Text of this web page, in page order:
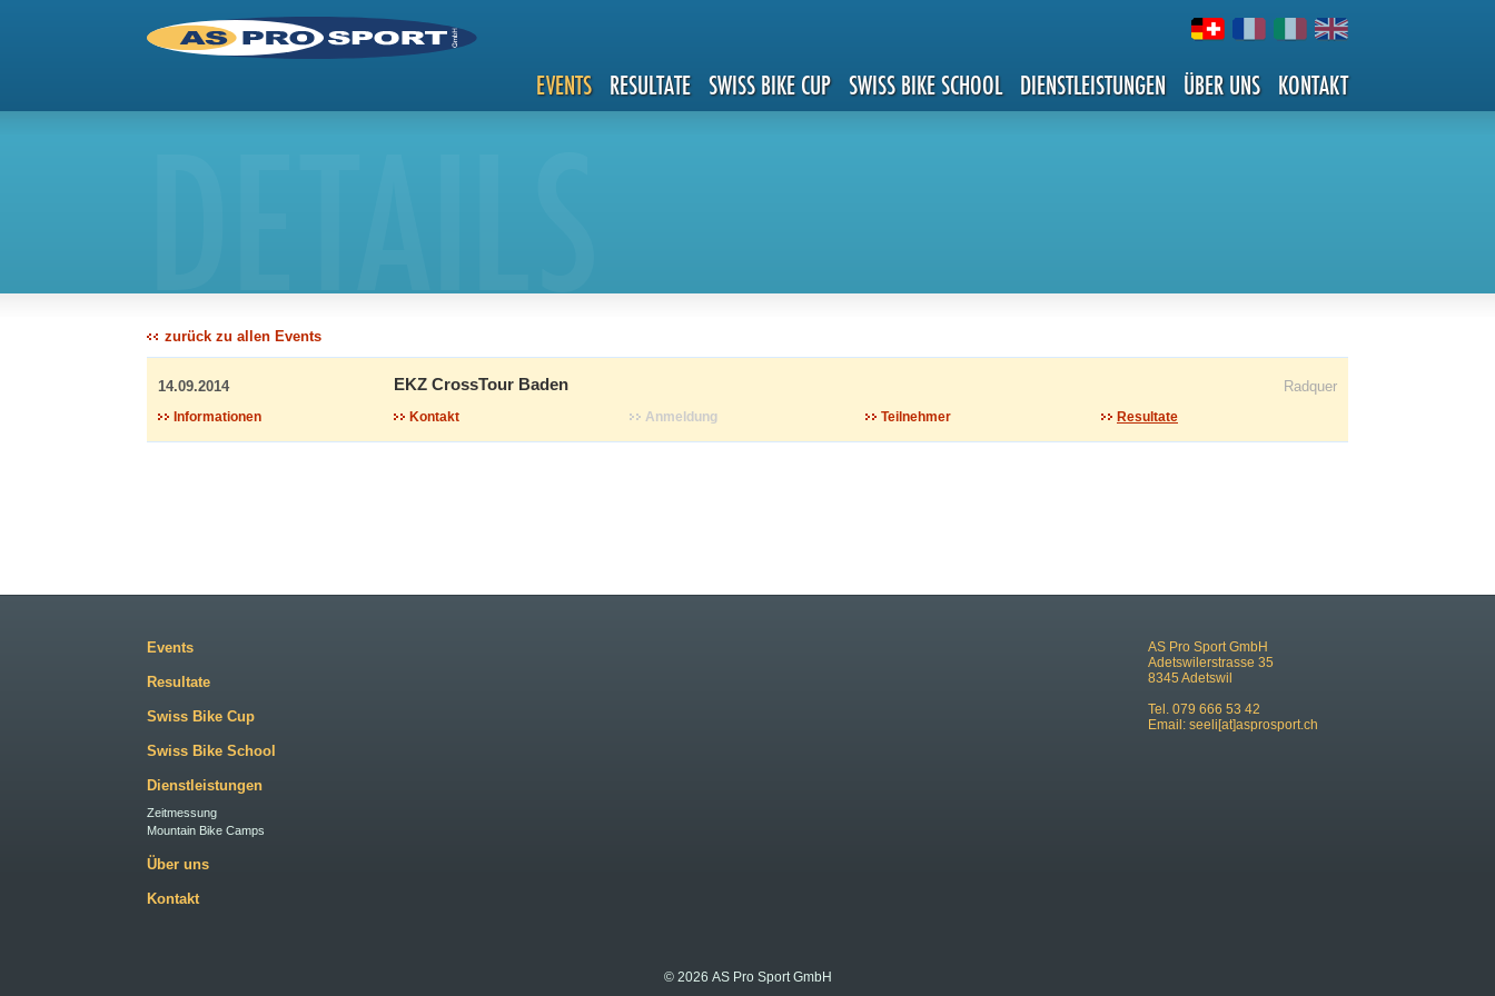
EVENTS RESULTATE SWISS BIKE CUP SWISS BIKE SCHOOL DIENSTLEISTUNGEN ÜBER UNS KONTAKT
zurück zu allen Events
14.09.2014 Radquer
EKZ CrossTour Baden
Informationen Kontakt Anmeldung Teilnehmer Resultate
AS Pro Sport GmbH
Adetswilerstrasse 35
8345 Adetswil
Tel. 079 666 53 42
Email: seeli[at]asprosport.ch
Events
Resultate
Swiss Bike Cup
Swiss Bike School
Dienstleistungen
Zeitmessung
Mountain Bike Camps
Über uns
Kontakt
© 2026 AS Pro Sport GmbH